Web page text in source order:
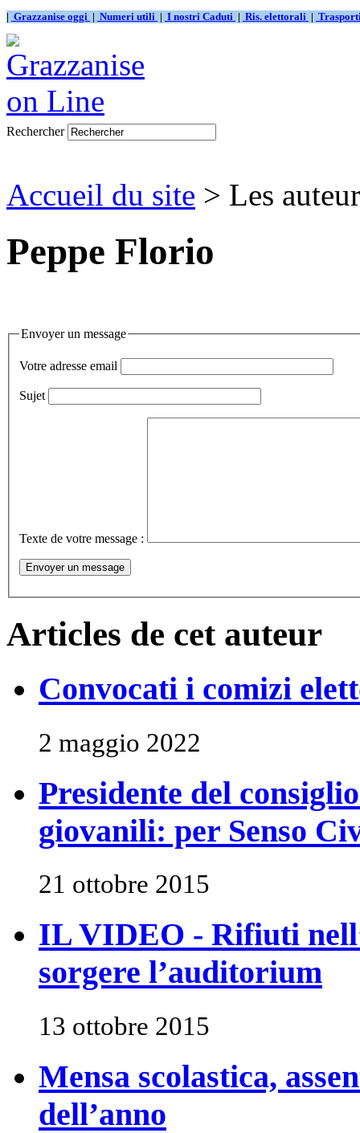
| Grazzanise oggi | Numeri utili | I nostri Caduti | Ris. elettorali |
Rechercher
Accueil du site > Les
Peppe Florio
Envoyer un message
Votre adresse email
Sujet
Texte de votre message :
Articles de cet auteur
Convocati i comizi
2 maggio 2022
Presidente del
giovanili: per Senso
21 ottobre 2015
IL VIDEO - Rifiuti
sorgere l’auditorium
13 ottobre 2015
Mensa scolastica,
dell’anno